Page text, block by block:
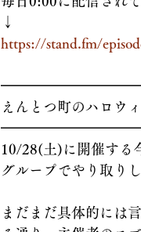
↓
https://stand.fm/
えんとつ町のハロウ
10/28(土)に開催する
グループでやり取り
まだまだ具体的には